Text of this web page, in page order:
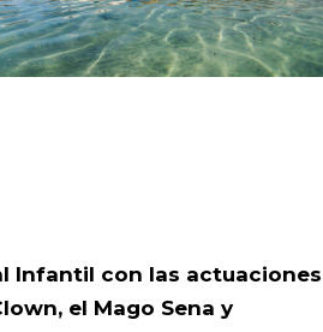
Infantil con las actuaciones
el Mago Sena y